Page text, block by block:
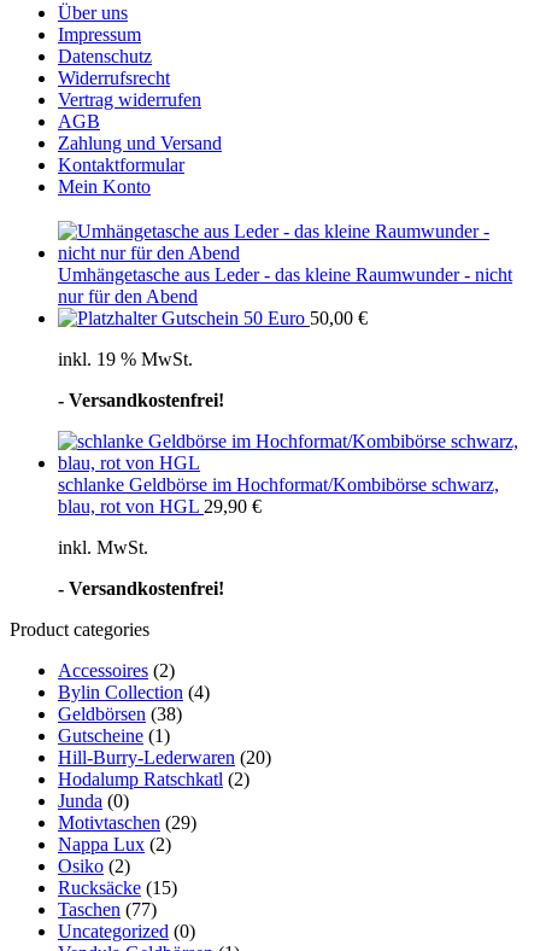
Über uns
Impressum
Datenschutz
Widerrufsrecht
Vertrag widerrufen
AGB
Zahlung und Versand
Kontaktformular
Mein Konto
Umhängetasche aus Leder - das kleine Raumwunder - nicht
nur für den Abend
Gutschein 50 Euro 50,00 €
inkl. 19 % MwSt.
- Versandkostenfrei!
schlanke Geldbörse im Hochformat/Kombibörse schwarz,
blau, rot von HGL 29,90 €
inkl. MwSt.
- Versandkostenfrei!
Product categories
Accessoires (2)
Bylin Collection (4)
Geldbörsen (38)
Gutscheine (1)
Hill-Burry-Lederwaren (20)
Hodalump Ratschkatl (2)
Junda (0)
Motivtaschen (29)
Nappa Lux (2)
Osiko (2)
Rucksäcke (15)
Taschen (77)
Uncategorized (0)